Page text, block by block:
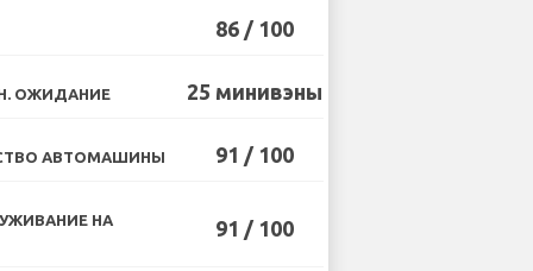
86 / 100
ОЖИДАНИЕ 25 минивэны
АВТОМАШИНЫ 91 / 100
НА
91 / 100